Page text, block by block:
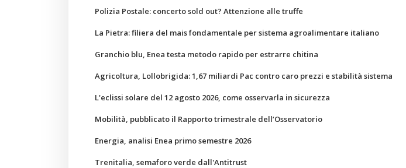
Polizia Postale: concerto sold out? Attenzione alle truffe
La Pietra: filiera del mais fondamentale per sistema agroalimentare italiano
Granchio blu, Enea testa metodo rapido per estrarre chitina
Agricoltura, Lollobrigida: 1,67 miliardi Pac contro caro prezzi e stabilità sistema
L'eclissi solare del 12 agosto 2026, come osservarla in sicurezza
Mobilità, pubblicato il Rapporto trimestrale dell’Osservatorio
Energia, analisi Enea primo semestre 2026
Trenitalia, semaforo verde dall'Antitrust